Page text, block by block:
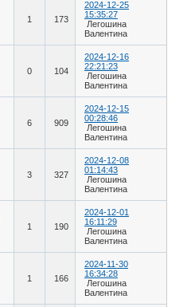
1 173
2024-12-25
15:35:27
Легошина
Валентина
0 104
2024-12-16
22:21:23
Легошина
Валентина
6 909
2024-12-15
00:28:46
Легошина
Валентина
3 327
2024-12-08
01:14:43
Легошина
Валентина
1 190
2024-12-01
16:11:29
Легошина
Валентина
1 166
2024-11-30
16:34:28
Легошина
Валентина